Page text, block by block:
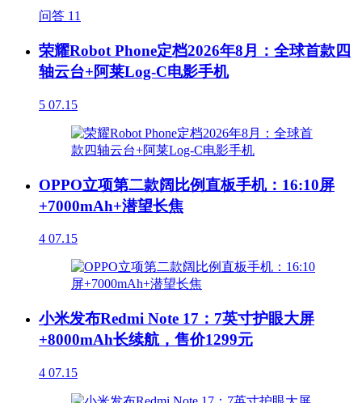
问答 11
荣耀Robot Phone定档2026年8月：全球首款四
轴云台+阿莱Log-C电影手机
5 07.15
OPPO立项第二款阔比例直板手机：16:10屏
+7000mAh+潜望长焦
4 07.15
小米发布Redmi Note 17：7英寸护眼大屏
+8000mAh长续航，售价1299元
4 07.15